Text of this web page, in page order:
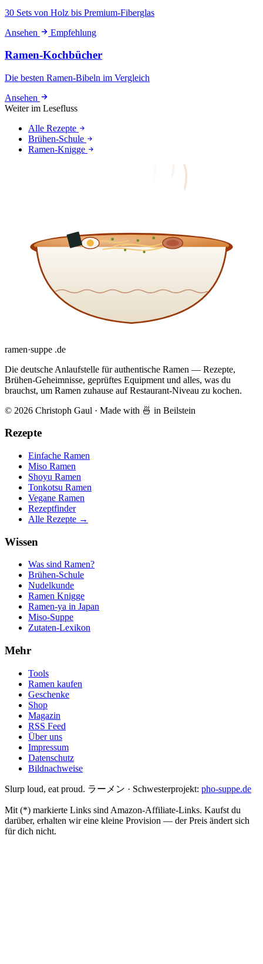
30 Sets von Holz bis Premium-Fiberglas
Ansehen
Empfehlung
Ramen-Kochbücher
Die besten Ramen-Bibeln im Vergleich
Ansehen
Weiter im Lesefluss
Alle Rezepte
Brühen-Schule
Ramen-Knigge
ramen·suppe .de
Die deutsche Anlaufstelle für authentische Ramen — Rezepte,
Brühen-Geheimnisse, geprüftes Equipment und alles, was du
brauchst, um Ramen zuhause auf Restaurant-Niveau zu kochen.
© 2026 Christoph Gaul · Made with 🍜 in Beilstein
Rezepte
Einfache Ramen
Miso Ramen
Shoyu Ramen
Tonkotsu Ramen
Vegane Ramen
Rezeptfinder
Alle Rezepte →
Wissen
Was sind Ramen?
Brühen-Schule
Nudelkunde
Ramen Knigge
Ramen-ya in Japan
Miso-Suppe
Zutaten-Lexikon
Mehr
Tools
Ramen kaufen
Geschenke
Shop
Magazin
RSS Feed
Über uns
Impressum
Datenschutz
Bildnachweise
Slurp loud, eat proud. ラーメン · Schwesterprojekt: pho-suppe.de
Mit (*) markierte Links sind Amazon-Affiliate-Links. Kaufst du
darüber, erhalten wir eine kleine Provision — der Preis ändert sich
für dich nicht.